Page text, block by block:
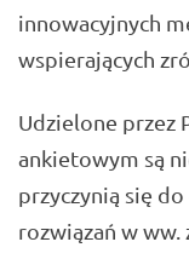
innowacyjnych
wspierających
Udzielone przez
ankietowym są
przyczynią się
rozwiązań w ww.